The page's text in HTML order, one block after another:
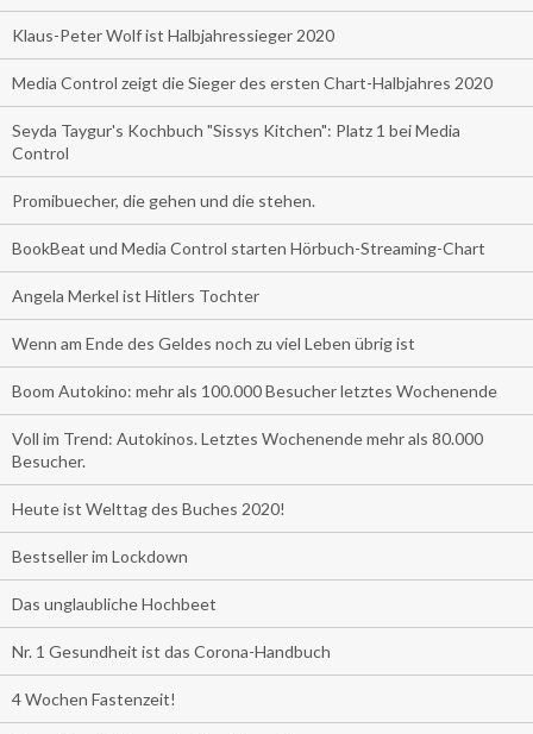
Klaus-Peter Wolf ist Halbjahressieger 2020
Media Control zeigt die Sieger des ersten Chart-Halbjahres 2020
Seyda Taygur's Kochbuch "Sissys Kitchen": Platz 1 bei Media
Control
Promibuecher, die gehen und die stehen.
BookBeat und Media Control starten Hörbuch-Streaming-Chart
Angela Merkel ist Hitlers Tochter
Wenn am Ende des Geldes noch zu viel Leben übrig ist
Boom Autokino: mehr als 100.000 Besucher letztes Wochenende
Voll im Trend: Autokinos. Letztes Wochenende mehr als 80.000
Besucher.
Heute ist Welttag des Buches 2020!
Bestseller im Lockdown
Das unglaubliche Hochbeet
Nr. 1 Gesundheit ist das Corona-Handbuch
4 Wochen Fastenzeit!